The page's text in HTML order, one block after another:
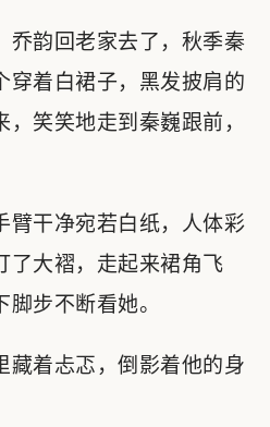
乔韵回老家去了，秋季秦
穿着白裙子，黑发披肩的
笑笑地走到秦巍跟前，
臂干净宛若白纸，人体彩
了大褶，走起来裙角飞
步不断看她。
藏着忐忑，倒影着他的身